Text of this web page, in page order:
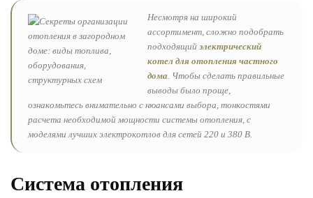
Несмотря на широкий
ассортимент, сложно подобрать
подходящий электрический
котел для отопления частного
дома. Чтобы сделать правильные
выводы было проще,
ознакомьтесь внимательно с нюансами выбора, тонкостями
расчета необходимой мощности системы отопления, с
моделями лучших электрокотлов для сетей 220 и 380 В.
Система отопления